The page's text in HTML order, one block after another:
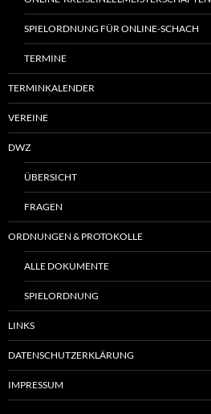
SPIELORDNUNG FÜR ONLINE-SCHACH
TERMINE
TERMINKALENDER
VEREINE
DWZ
ÜBERSICHT
FRAGEN
ORDNUNGEN & PROTOKOLLE
ALLE DOKUMENTE
SPIELORDNUNG
LINKS
DATENSCHUTZERKLÄRUNG
IMPRESSUM